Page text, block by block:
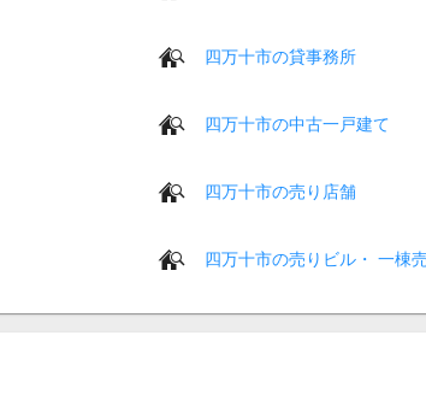
四万十市の貸事務所
四万十市の中古一戸建て
四万十市の売り店舗
四万十市の売りビル・ 一棟